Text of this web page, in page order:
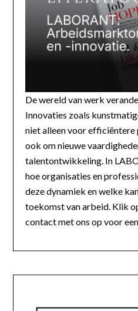
De wereld van werk
Innovaties zoals
niet alleen voor efficiëntere
ook om nieuwe
talentontwikkeling. In
hoe organisaties en
deze dynamiek en welke
toekomst van arbeid. Klik
contact met ons op voor